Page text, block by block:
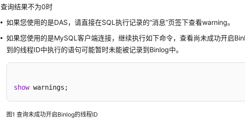
查询结果不为0时
如果您使用的是DAS，请直接在SQL执行记录的“消息”页签下查看warning。
如果您使用的是MySQL客户端连接，继续执行如下命令，查看尚未成功开启
到的线程ID中执行的语句可能暂时未能被记录到Binlog中。
show warnings;
图1查询未成功开启Binlog的线程ID